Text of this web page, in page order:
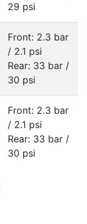
29 psi
Front: 2.3 bar
/ 2.1 psi
Rear: 33 bar /
30 psi
Front: 2.3 bar
/ 2.1 psi
Rear: 33 bar /
30 psi